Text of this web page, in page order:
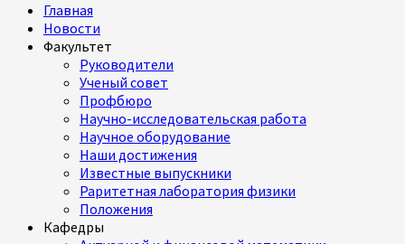
Главная
Новости
Факультет
Руководители
Ученый совет
Профбюро
Научно-исследовательская работа
Научное оборудование
Наши достижения
Известные выпускники
Раритетная лаборатория физики
Положения
Кафедры